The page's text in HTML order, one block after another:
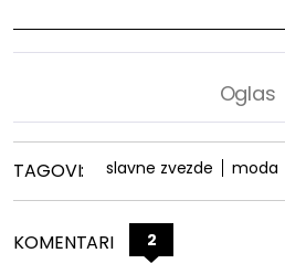
TAGOVI: slavne zvezde moda
KOMENTARI 2